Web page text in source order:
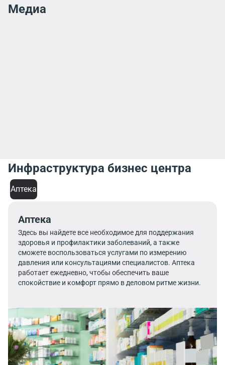
Медиа
Инфраструктура бизнес центра
Аптека
Аптека
Здесь вы найдете все необходимое для поддержания
здоровья и профилактики заболеваний, а также
сможете воспользоваться услугами по измерению
давления или консультациями специалистов. Аптека
работает ежедневно, чтобы обеспечить ваше
спокойствие и комфорт прямо в деловом ритме жизни.